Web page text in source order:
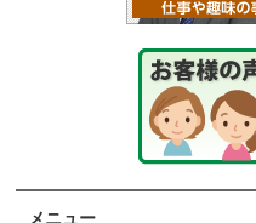
メニュー